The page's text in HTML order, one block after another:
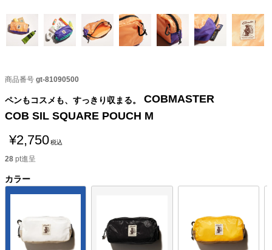
商品番号 gt-81090500
ペンもコスメも、すっきり収まる。
COBMASTER
COB SIL SQUARE POUCH M
¥2,750税込
28 pt進呈
カラー